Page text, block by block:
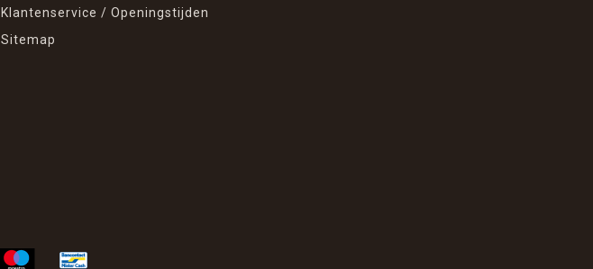
Klantenservice / Openingstijden
Sitemap